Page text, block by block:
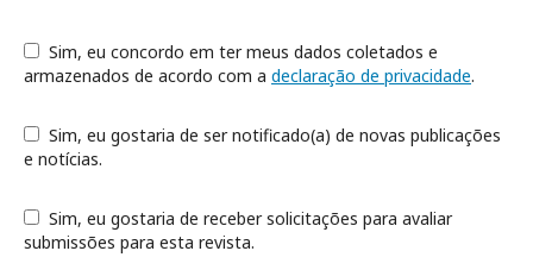
armazenados de acordo com a declaração de privacidade.
e notícias.
submissões para esta revista.